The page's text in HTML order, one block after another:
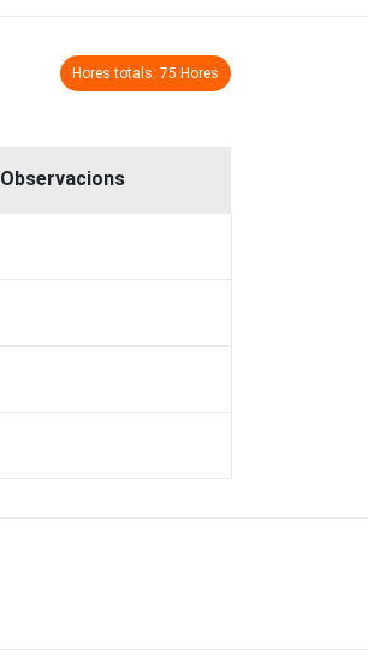
Hores totals: 75 Hores
Observacions